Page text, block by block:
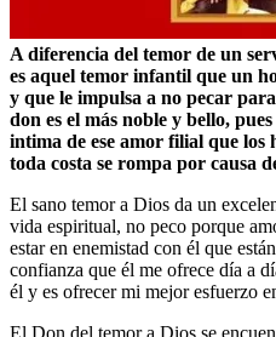
A diferencia del temor de un
es aquel temor infantil que un
y que le impulsa a no pecar
don es el más noble y bello,
intima de ese amor filial que los
toda costa se rompa por causa
El sano temor a Dios da un
vida espiritual, no peco porque
estar en enemistad con él que
confianza que él me ofrece día a
él y es ofrecer mi mejor esfuerzo